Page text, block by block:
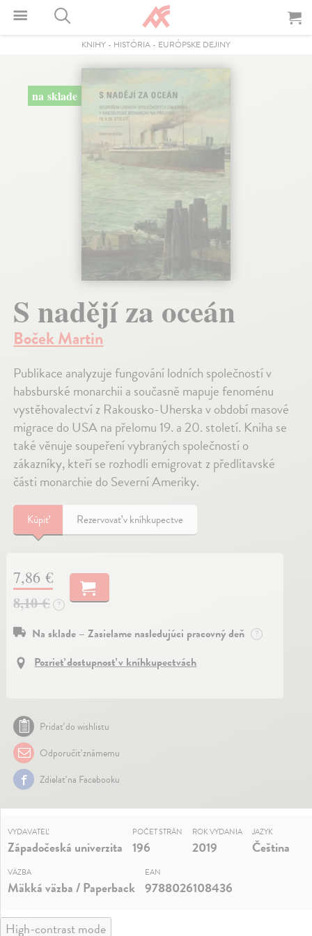
KNIHY - HISTÓRIA - EURÓPSKE DEJINY
na sklade
S nadějí za oceán
Boček Martin
Publikace analyzuje fungování lodních společností v
habsburské monarchii a současně mapuje fenoménu
vystěhovalectví z Rakousko-Uherska v období masové
migrace do USA na přelomu 19. a 20. století. Kniha se
také věnuje soupeření vybraných společností o
zákazníky, kteří se rozhodli emigrovat z předlitavské
části monarchie do Severní Ameriky.
Kúpiť Rezervovať v kníhkupectve
7,86 €
8,10 €
?
Na sklade – Zasielame nasledujúci pracovný deň ?
Pozrieť dostupnosť v kníhkupectvách
Pridať do wishlistu
Odporučiť známemu
Zdielať na Facebooku
VYDAVATEĽ
Západočeská univerzita
POČET STRÁN
196
ROK VYDANIA
2019
JAZYK
Čeština
VÄZBA
Mäkká väzba / Paperback
EAN
9788026108436
High-contrast mode